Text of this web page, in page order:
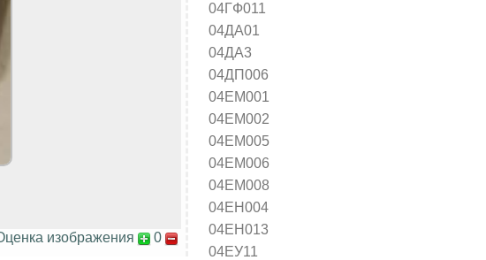
04ГФ011
04ДА01
04ДА3
04ДП006
04ЕМ001
04ЕМ002
04ЕМ005
04ЕМ006
04ЕМ008
04ЕН004
04ЕН013
04ЕУ11
изображения 0